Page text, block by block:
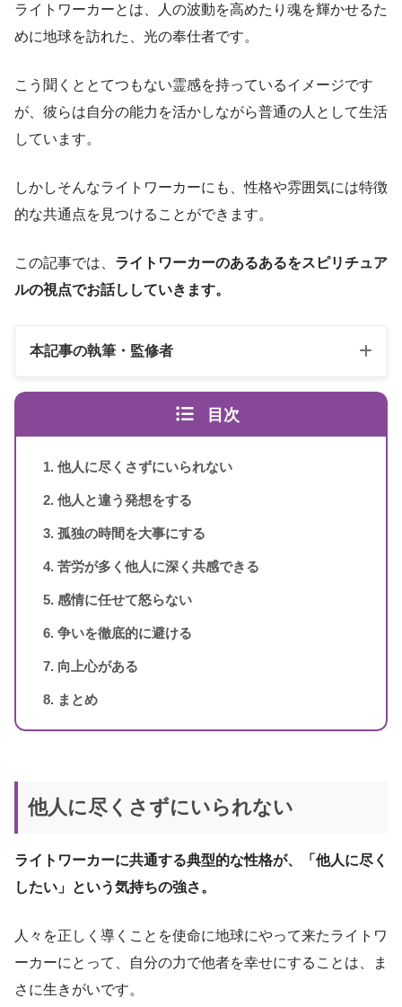
ライトワーカーとは、人の波動を高めたり魂を輝かせるた
めに地球を訪れた、光の奉仕者です。
こう聞くととてつもない霊感を持っているイメージです
が、彼らは自分の能力を活かしながら普通の人として生活
しています。
しかしそんなライトワーカーにも、性格や雰囲気には特徴
的な共通点を見つけることができます。
この記事では、 ライトワーカーのあるあるをスピリチュア
ルの視点でお話ししていきます。
本記事の執筆・監修者
目次
他人に尽くさずにいられない
他人と違う発想をする
孤独の時間を大事にする
苦労が多く他人に深く共感できる
感情に任せて怒らない
争いを徹底的に避ける
向上心がある
まとめ
他人に尽くさずにいられない
ライトワーカーに共通する典型的な性格が、「他人に尽く
したい」という気持ちの強さ。
人々を正しく導くことを使命に地球にやって来たライトワ
ーカーにとって、自分の力で他者を幸せにすることは、ま
さに生きがいです。